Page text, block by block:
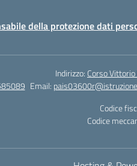
della protezione dati
Indirizzo: Corso
Email:
Codice
Codice